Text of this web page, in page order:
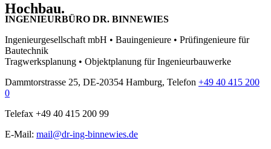
Hochbau.
INGENIEURBÜRO DR. BINNEWIES
Ingenieurgesellschaft mbH • Bauingenieure • Prüfingenieure für
Bautechnik
Tragwerksplanung • Objektplanung für Ingenieurbauwerke
Dammtorstrasse 25, DE-20354 Hamburg, Telefon +49 40 415 200
0
Telefax +49 40 415 200 99
E-Mail: mail@dr-ing-binnewies.de